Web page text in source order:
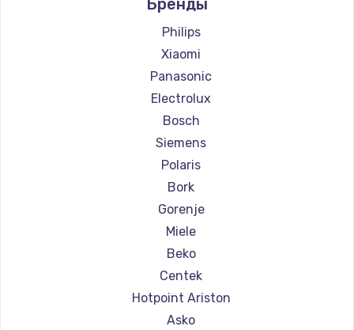
Ремонт кофемашин Jura
Ремонт кофемашин Olympia
Ремонт кофемашин Saeco
Ремонт кофемашин La Cimbali
Ремонт кофемашин WMF
Ремонт кофемашин Yamaguchi
Ремонт кофемашин Nivona
Ремонт кофемашин Astoria
Ремонт кофемашин JVC
Ремонт кофемашин Ariston
Ремонт кофемашин Grundig
Ремонт кофемашин ROCKET MOZZAFIATO
Ремонт кофемашин Vivitek
Ремонт кофемашин Thomson
Ремонт кофемашин Hisense
Бренды
Philips
Xiaomi
Panasonic
Electrolux
Bosch
Siemens
Polaris
Bork
Gorenje
Miele
Beko
Centek
Hotpoint Ariston
Asko